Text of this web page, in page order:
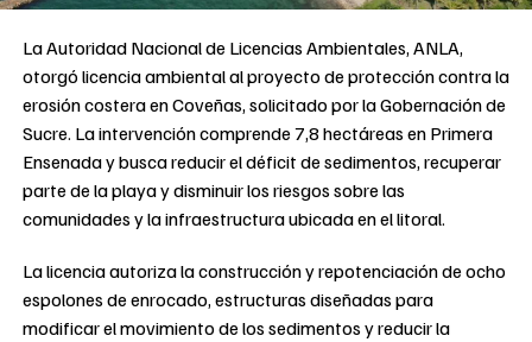
La Autoridad Nacional de Licencias Ambientales, ANLA,
otorgó licencia ambiental al proyecto de protección contra la
erosión costera en Coveñas, solicitado por la Gobernación de
Sucre. La intervención comprende 7,8 hectáreas en Primera
Ensenada y busca reducir el déficit de sedimentos, recuperar
parte de la playa y disminuir los riesgos sobre las
comunidades y la infraestructura ubicada en el litoral.
La licencia autoriza la construcción y repotenciación de ocho
espolones de enrocado, estructuras diseñadas para
modificar el movimiento de los sedimentos y reducir la